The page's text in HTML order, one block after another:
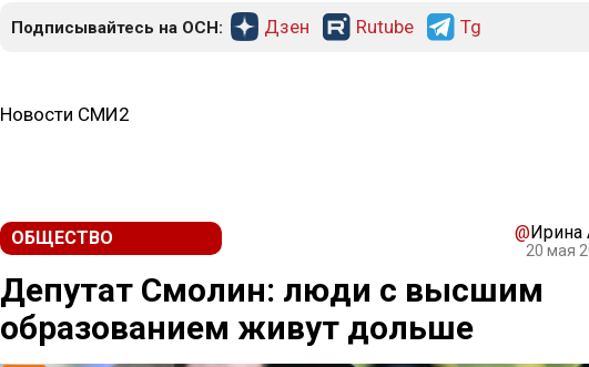
Подписывайтесь на ОСН: Дзен Rutube Tg
Новости СМИ2
ОБЩЕСТВО @Ирина
20 мая
Депутат Смолин: люди с высшим
образованием живут дольше